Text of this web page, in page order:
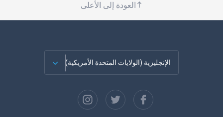
العودة إلى الأعلى
الإنجليزية (الولايات المتحدة الأمريكية)
الاسبانية